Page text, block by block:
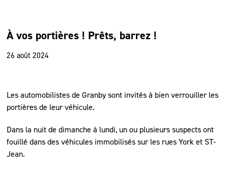
À vos portières ! Prêts, barrez !
26 août 2024
Les automobilistes de Granby sont invités à bien verrouiller les
portières de leur véhicule.
Dans la nuit de dimanche à lundi, un ou plusieurs suspects ont
fouillé dans des véhicules immobilisés sur les rues York et ST-
Jean.